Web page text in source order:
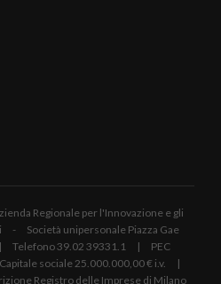
Regionale per l'Innovazione e gli
- Società unipersonale Piazza Gae
Telefono 39.02 39331.1 | PEC
sociale 25.000.000,00 € i.v. |
Registro delle Imprese di Milano